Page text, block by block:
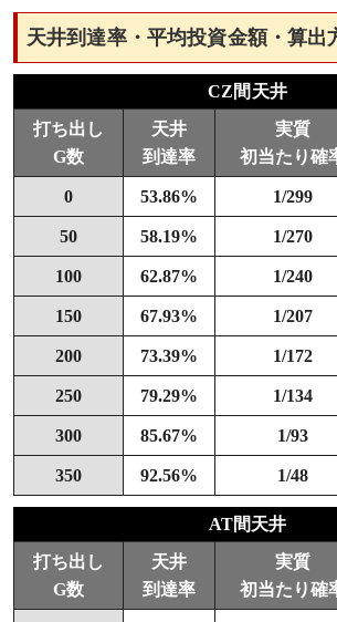
天井到達率・平均投資金額・算出
CZ間天井
打ち出し
G数
天井
到達率
実質
初当たり確
0 53.86% 1/299
50 58.19% 1/270
100 62.87% 1/240
150 67.93% 1/207
200 73.39% 1/172
250 79.29% 1/134
300 85.67% 1/93
350 92.56% 1/48
AT間天井
打ち出し
G数
天井
到達率
実質
初当たり確